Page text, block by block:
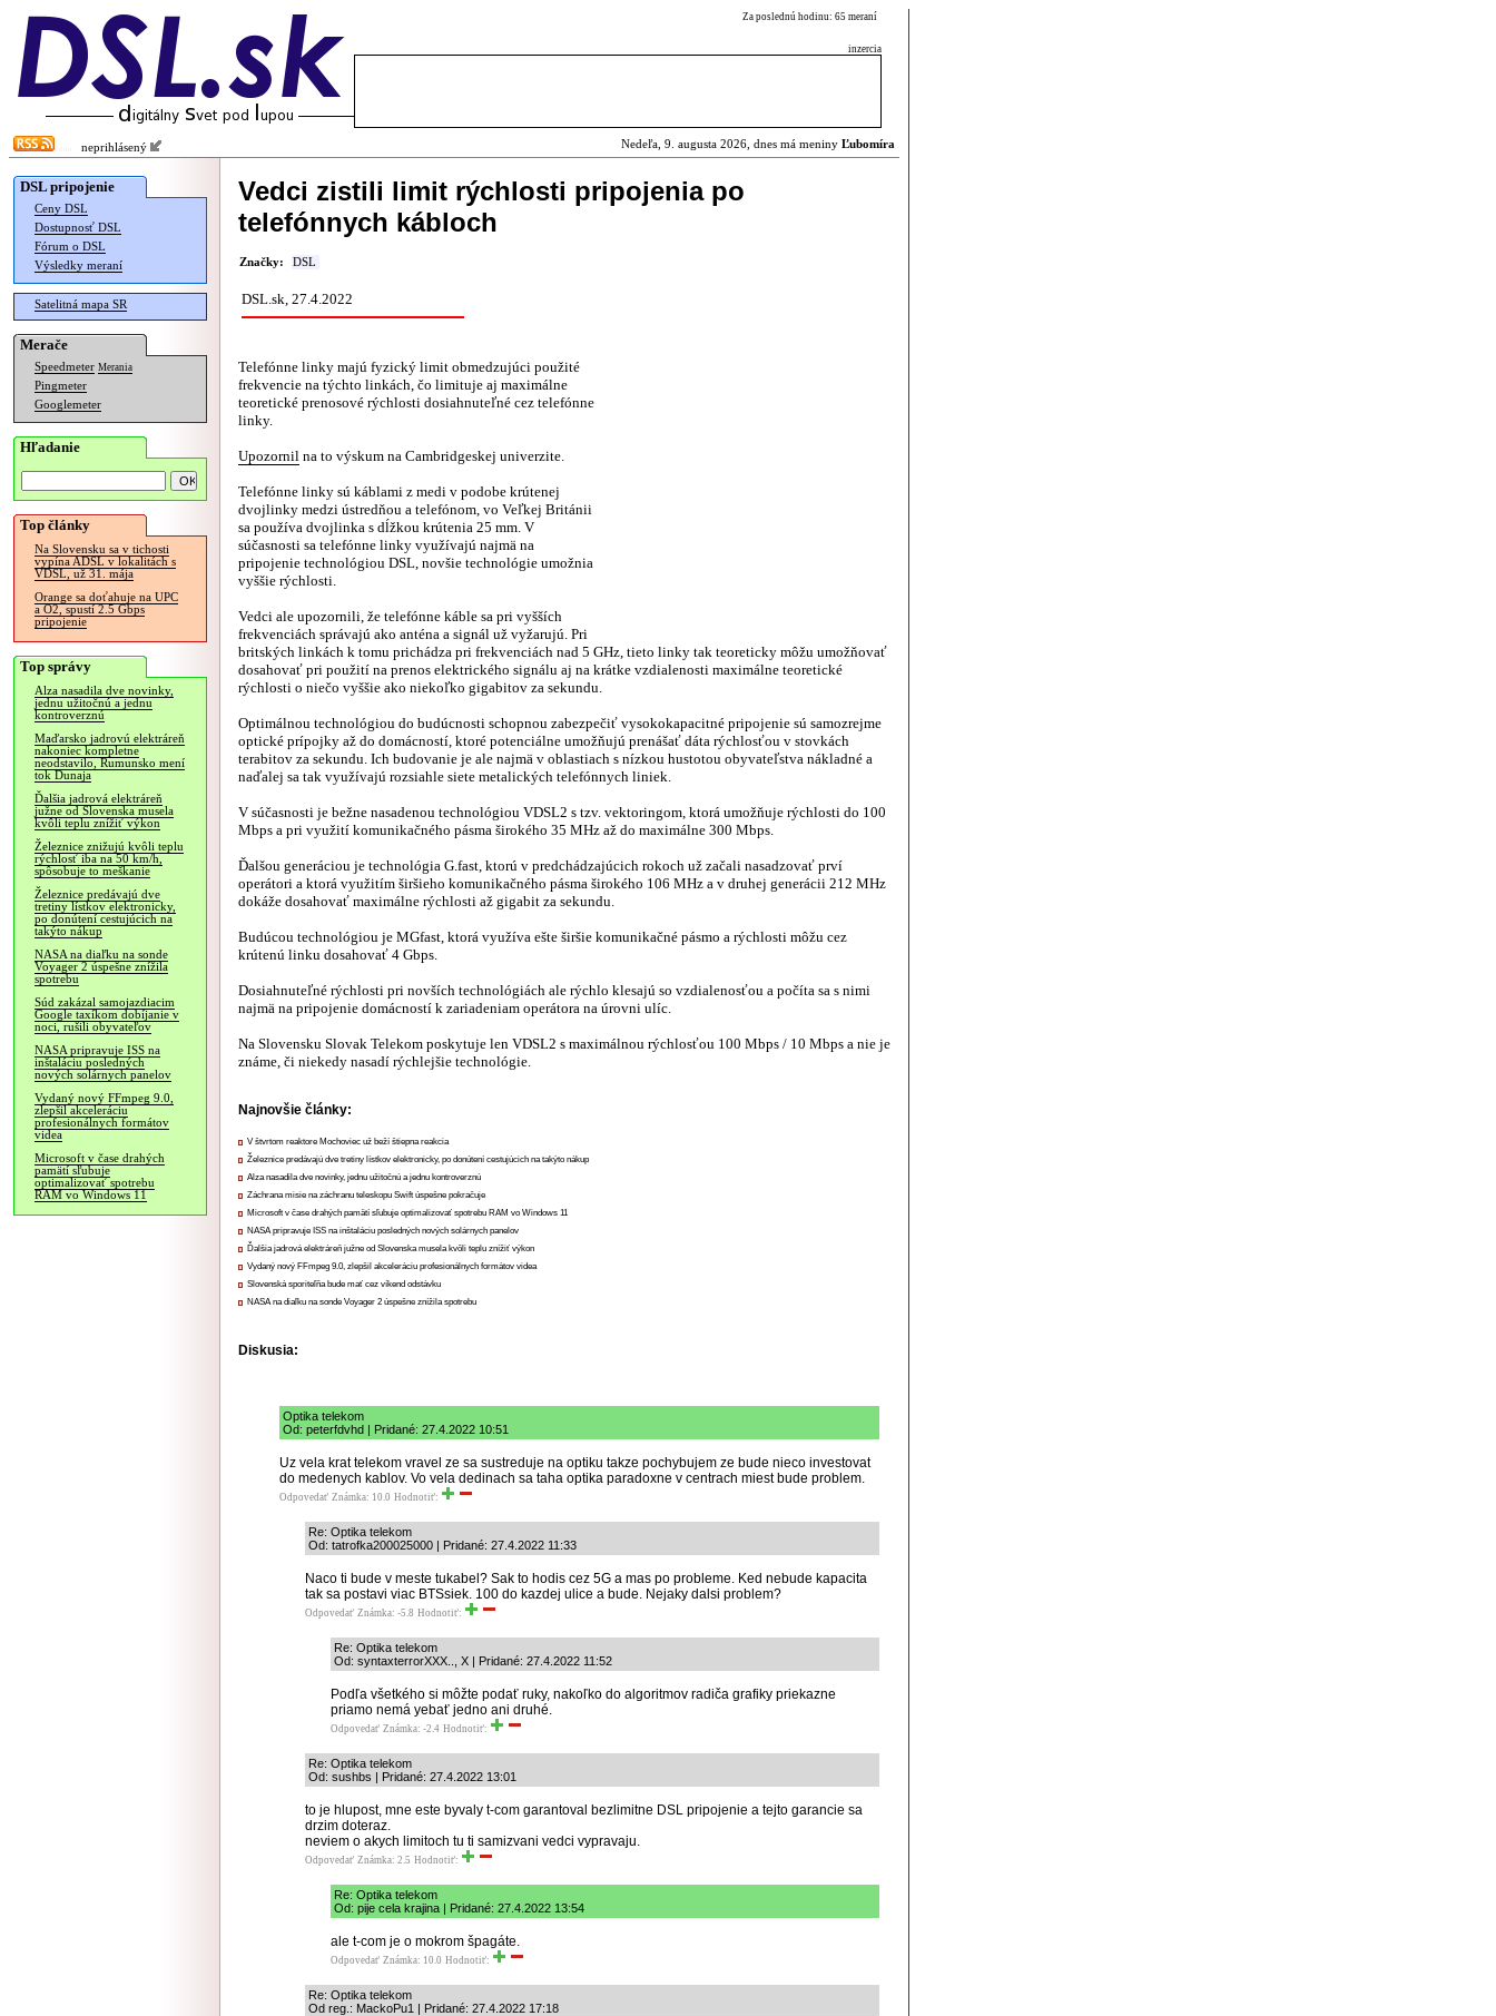
Za poslednú hodinu: 65 meraní
inzercia
neprihlásený Nedeľa, 9. augusta 2026, dnes má meniny Ľubomíra
DSL pripojenie
Ceny DSL
Dostupnosť DSL
Fórum o DSL
Výsledky meraní
Satelitná mapa SR
Merače
Speedmeter Merania
Pingmeter
Googlemeter
Hľadanie
Top články
Na Slovensku sa v tichosti
vypína ADSL v lokalitách s
VDSL, už 31. mája
Orange sa doťahuje na UPC
a O2, spustí 2.5 Gbps
pripojenie
Top správy
Alza nasadila dve novinky,
jednu užitočnú a jednu
kontroverznú
Maďarsko jadrovú elektráreň
nakoniec kompletne
neodstavilo, Rumunsko mení
tok Dunaja
Ďalšia jadrová elektráreň
južne od Slovenska musela
kvôli teplu znížiť výkon
Železnice znižujú kvôli teplu
rýchlosť iba na 50 km/h,
spôsobuje to meškanie
Železnice predávajú dve
tretiny lístkov elektronicky,
po donútení cestujúcich na
takýto nákup
NASA na diaľku na sonde
Voyager 2 úspešne znížila
spotrebu
Súd zakázal samojazdiacim
Google taxíkom dobíjanie v
noci, rušili obyvateľov
NASA pripravuje ISS na
inštaláciu posledných
nových solárnych panelov
Vydaný nový FFmpeg 9.0,
zlepšil akceleráciu
profesionálnych formátov
videa
Microsoft v čase drahých
pamätí sľubuje
optimalizovať spotrebu
RAM vo Windows 11
Vedci zistili limit rýchlosti pripojenia po
telefónnych kábloch
Značky: DSL
DSL.sk, 27.4.2022
Telefónne linky majú fyzický limit obmedzujúci použité
frekvencie na týchto linkách, čo limituje aj maximálne
teoretické prenosové rýchlosti dosiahnuteľné cez telefónne
linky.
Upozornil na to výskum na Cambridgeskej univerzite.
Telefónne linky sú káblami z medi v podobe krútenej
dvojlinky medzi ústredňou a telefónom, vo Veľkej Británii
sa používa dvojlinka s dĺžkou krútenia 25 mm. V
súčasnosti sa telefónne linky využívajú najmä na
pripojenie technológiou DSL, novšie technológie umožnia
vyššie rýchlosti.
Vedci ale upozornili, že telefónne káble sa pri vyšších
frekvenciách správajú ako anténa a signál už vyžarujú. Pri
britských linkách k tomu prichádza pri frekvenciách nad 5 GHz, tieto linky tak teoreticky môžu umožňovať
dosahovať pri použití na prenos elektrického signálu aj na krátke vzdialenosti maximálne teoretické
rýchlosti o niečo vyššie ako niekoľko gigabitov za sekundu.
Optimálnou technológiou do budúcnosti schopnou zabezpečiť vysokokapacitné pripojenie sú samozrejme
optické prípojky až do domácností, ktoré potenciálne umožňujú prenášať dáta rýchlosťou v stovkách
terabitov za sekundu. Ich budovanie je ale najmä v oblastiach s nízkou hustotou obyvateľstva nákladné a
naďalej sa tak využívajú rozsiahle siete metalických telefónnych liniek.
V súčasnosti je bežne nasadenou technológiou VDSL2 s tzv. vektoringom, ktorá umožňuje rýchlosti do 100
Mbps a pri využití komunikačného pásma širokého 35 MHz až do maximálne 300 Mbps.
Ďalšou generáciou je technológia G.fast, ktorú v predchádzajúcich rokoch už začali nasadzovať prví
operátori a ktorá využitím širšieho komunikačného pásma širokého 106 MHz a v druhej generácii 212 MHz
dokáže dosahovať maximálne rýchlosti až gigabit za sekundu.
Budúcou technológiou je MGfast, ktorá využíva ešte širšie komunikačné pásmo a rýchlosti môžu cez
krútenú linku dosahovať 4 Gbps.
Dosiahnuteľné rýchlosti pri novších technológiách ale rýchlo klesajú so vzdialenosťou a počíta sa s nimi
najmä na pripojenie domácností k zariadeniam operátora na úrovni ulíc.
Na Slovensku Slovak Telekom poskytuje len VDSL2 s maximálnou rýchlosťou 100 Mbps / 10 Mbps a nie je
známe, či niekedy nasadí rýchlejšie technológie.
Najnovšie články:
V štvrtom reaktore Mochoviec už beží štiepna reakcia
Železnice predávajú dve tretiny lístkov elektronicky, po donútení cestujúcich na takýto nákup
Alza nasadila dve novinky, jednu užitočnú a jednu kontroverznú
Záchrana misie na záchranu teleskopu Swift úspešne pokračuje
Microsoft v čase drahých pamätí sľubuje optimalizovať spotrebu RAM vo Windows 11
NASA pripravuje ISS na inštaláciu posledných nových solárnych panelov
Ďalšia jadrová elektráreň južne od Slovenska musela kvôli teplu znížiť výkon
Vydaný nový FFmpeg 9.0, zlepšil akceleráciu profesionálnych formátov videa
Slovenská sporiteľňa bude mať cez víkend odstávku
NASA na diaľku na sonde Voyager 2 úspešne znížila spotrebu
Diskusia:
Optika telekom
Od: peterfdvhd | Pridané: 27.4.2022 10:51
Uz vela krat telekom vravel ze sa sustreduje na optiku takze pochybujem ze bude nieco investovat
do medenych kablov. Vo vela dedinach sa taha optika paradoxne v centrach miest bude problem.
Odpovedať Známka: 10.0 Hodnotiť:
Re: Optika telekom
Od: tatrofka200025000 | Pridané: 27.4.2022 11:33
Naco ti bude v meste tukabel? Sak to hodis cez 5G a mas po probleme. Ked nebude kapacita
tak sa postavi viac BTSsiek. 100 do kazdej ulice a bude. Nejaky dalsi problem?
Odpovedať Známka: -5.8 Hodnotiť:
Re: Optika telekom
Od: syntaxterrorXXX.., X | Pridané: 27.4.2022 11:52
Podľa všetkého si môžte podať ruky, nakoľko do algoritmov radiča grafiky priekazne
priamo nemá yebať jedno ani druhé.
Odpovedať Známka: -2.4 Hodnotiť:
Re: Optika telekom
Od: sushbs | Pridané: 27.4.2022 13:01
to je hlupost, mne este byvaly t-com garantoval bezlimitne DSL pripojenie a tejto garancie sa
drzim doteraz.
neviem o akych limitoch tu ti samizvani vedci vypravaju.
Odpovedať Známka: 2.5 Hodnotiť:
Re: Optika telekom
Od: pije cela krajina | Pridané: 27.4.2022 13:54
ale t-com je o mokrom špagáte.
Odpovedať Známka: 10.0 Hodnotiť:
Re: Optika telekom
Od reg.: MackoPu1 | Pridané: 27.4.2022 17:18